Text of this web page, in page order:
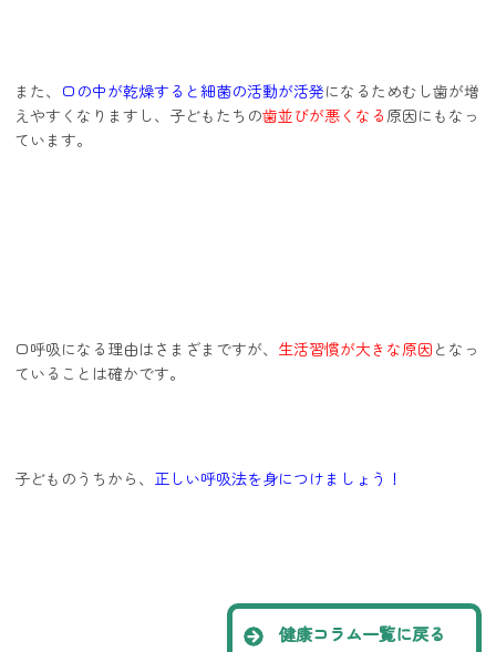
また、 口の中が乾燥すると細菌の活動が活発になるためむし歯が増
えやすくなりますし、子どもたちの歯並びが悪くなる原因にもなっ
ています。
口呼吸になる理由はさまざまですが、 生活習慣が大きな原因 となっ
ていることは確かです。
子どものうちから、 正しい呼吸法を身につけましょう！
健康コラム一覧に戻る